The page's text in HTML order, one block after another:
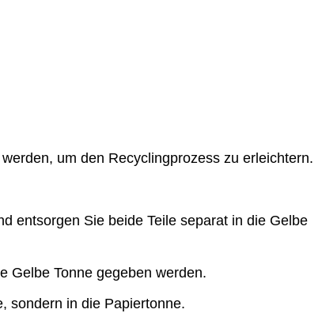
um den Recyclingprozess zu erleichtern.
entsorgen Sie beide Teile separat in die Gelbe
Gelbe Tonne gegeben werden.
sondern in die Papiertonne.